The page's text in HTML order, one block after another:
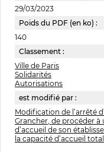
29/03/2023
Poids du PDF (en ko) :
140
Classement :
Ville de Paris
Solidarités
Autorisations
est modifié par :
Modification de l’arrêté
Grancher, de procéder
d’accueil de son
la capacité d’accueil